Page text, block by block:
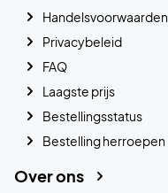
Handelsvoorwaarden
Privacybeleid
FAQ
Laagste prijs
Bestellingsstatus
Bestelling herroepen
Over ons